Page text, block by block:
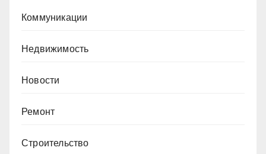
Коммуникации
Недвижимость
Новости
Ремонт
Строительство